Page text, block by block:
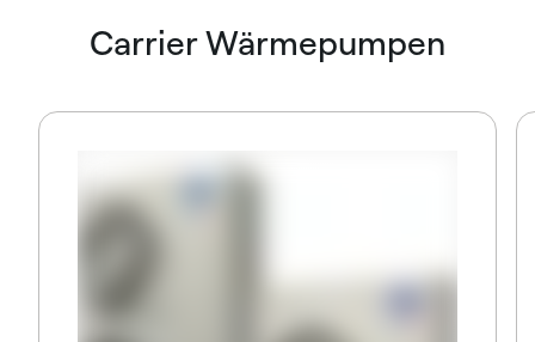
Carrier Wärmepumpen